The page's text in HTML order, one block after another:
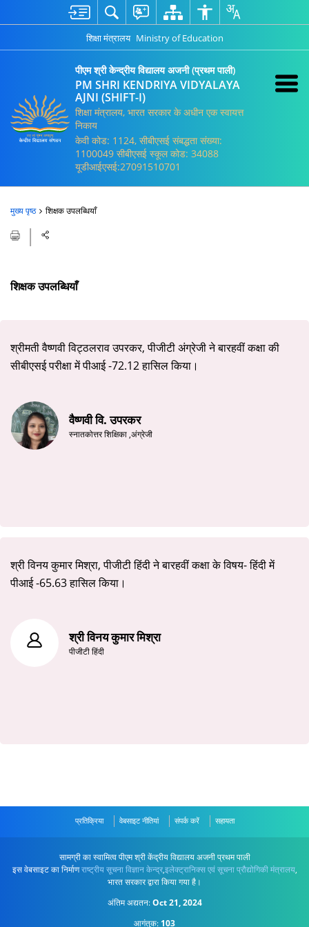
शिक्षा मंत्रालय Ministry of Education
पीएम श्री केन्द्रीय विद्यालय अजनी (प्रथम पाली)
PM SHRI KENDRIYA VIDYALAYA
AJNI (SHIFT-I)
शिक्षा मंत्रालय, भारत सरकार के अधीन एक स्वायत्त
निकाय
केवी कोड: 1124, सीबीएसई संबद्धता संख्या:
1100049 सीबीएसई स्कूल कोड: 34088
यूडीआईएसई:27091510701
मुख्य पृष्ठ शिक्षक उपलब्धियाँ
शिक्षक उपलब्धियाँ
श्रीमती वैष्णवी विट्ठलराव उपरकर, पीजीटी अंग्रेजी ने बारहवीं कक्षा की
सीबीएसई परीक्षा में पीआई -72.12 हासिल किया।
वैष्णवी वि. उपरकर
स्नातकोत्तर शिक्षिका ,अंग्रेजी
श्री विनय कुमार मिश्रा, पीजीटी हिंदी ने बारहवीं कक्षा के विषय- हिंदी में
पीआई -65.63 हासिल किया।
श्री विनय कुमार मिश्रा
पीजीटी हिंदी
प्रतिक्रिया वेबसाइट नीतियां संपर्क करें सहायता
सामग्री का स्वामित्व पीएम श्री केंद्रीय विद्यालय अजनी प्रथम पाली
इस वेबसाइट का निर्माणराष्ट्रीय सूचना विज्ञान केन्द्र,इलेक्ट्रानिक्स एवं सूचना प्रौद्योगिकी मंत्रालय,
भारत सरकार द्वारा किया गया है।
अंतिम अद्यतन:Oct 21, 2024
आगंतुक: 103